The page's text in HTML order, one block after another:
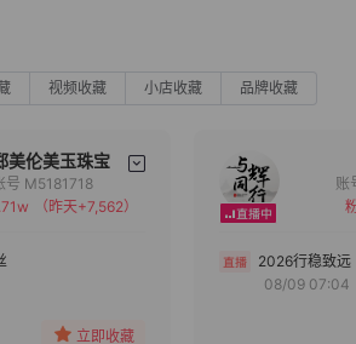
视频收藏 小店收藏 品牌收藏
美伦美玉珠宝
备注
账号 M5181718
（昨天+7,562）
立即收藏
2026行稳致远
08/09 07:04